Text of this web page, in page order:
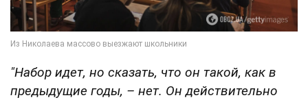
"Набор идет, но сказать, что он такой, как в
предыдущие годы, – нет. Он действительно